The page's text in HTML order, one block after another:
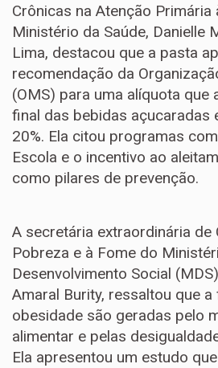
Crônicas na Atenção Primária
Ministério da Saúde, Danielle
Lima, destacou que a pasta
recomendação da
(OMS) para uma alíquota que
final das bebidas açucaradas
20%. Ela citou programas
Escola e o incentivo ao
como pilares de prevenção.
A secretária extraordinária de
Pobreza e à Fome do
Desenvolvimento Social
Amaral Burity, ressaltou que a
obesidade são geradas pelo
alimentar e pelas
Ela apresentou um estudo